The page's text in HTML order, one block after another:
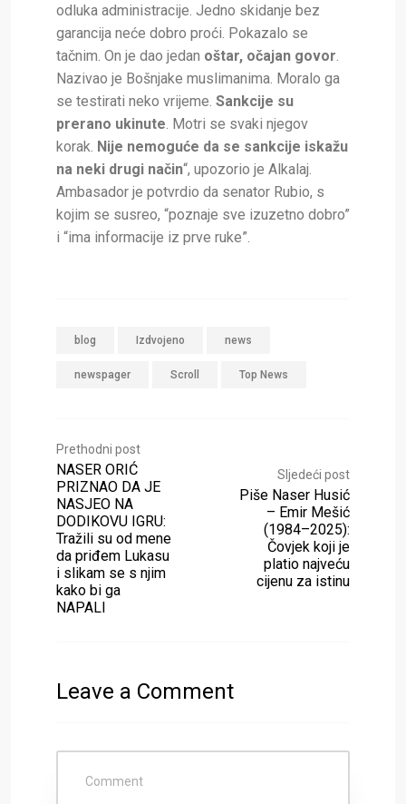
odluka administracije. Jedno skidanje bez
garancija neće dobro proći. Pokazalo se
tačnim. On je dao jedan oštar, očajan govor
Nazivao je Bošnjake muslimanima. Moralo ga
se testirati neko vrijeme. Sankcije su
prerano ukinute . Motri se svaki njegov
korak. Nije nemoguće da se sankcije iskažu
na neki drugi način“, upozorio je Alkalaj.
Ambasador je potvrdio da senator Rubio, s
kojim se susreo, “poznaje sve izuzetno dobro”
i “ima informacije iz prve ruke”.
blog Izdvojeno news
newspager Scroll Top News
Prethodni post
NASER ORIĆ
PRIZNAO DA JE
NASJEO NA
DODIKOVU IGRU:
Tražili su od mene
da priđem Lukasu
i slikam se s njim
kako bi ga
NAPALI
Sljedeći post
Piše Naser Husić
– Emir Mešić
(1984–2025):
Čovjek koji je
platio najveću
cijenu za istinu
Leave a Comment